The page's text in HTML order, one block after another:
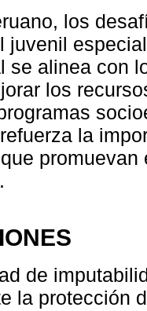
los
juvenil
se alinea con
los
la
de
la protección